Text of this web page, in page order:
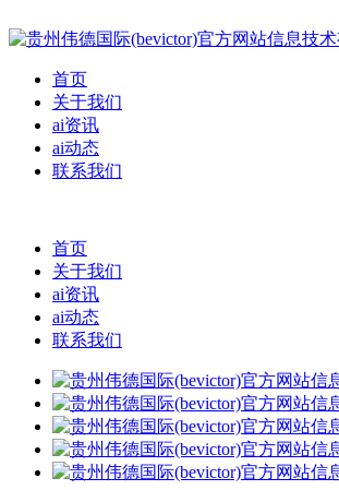
首页
关于我们
ai资讯
ai动态
联系我们
首页
关于我们
ai资讯
ai动态
联系我们